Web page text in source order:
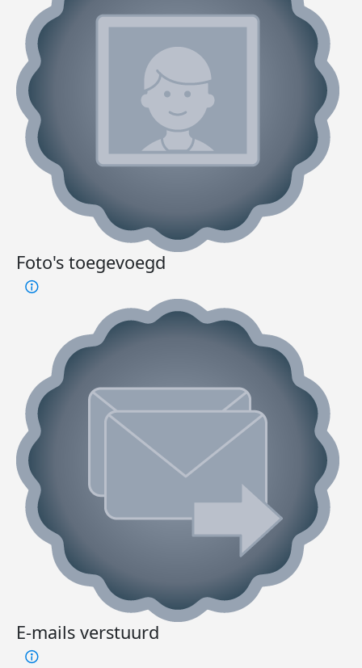
Foto's toegevoegd
E-mails verstuurd